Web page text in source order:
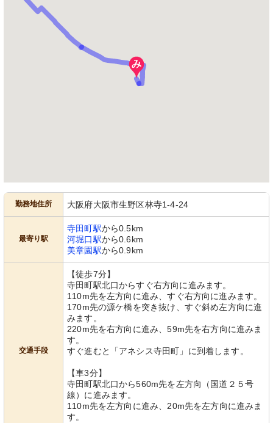
エレベーターホール
勤務地住所 大阪府大阪市生野区林寺1-4-24
最寄り駅
寺田町駅から0.5km
河堀口駅から0.6km
美章園駅から0.9km
交通手段
【徒歩7分】
寺田町駅北口からすぐ右方向に進みます。
110m先を左方向に進み、すぐ右方向に進みます。
170m先の源ケ橋を突き抜け、すぐ斜め左方向に進
みます。
220m先を右方向に進み、59m先を右方向に進みま
す。
すぐ進むと「アネシス寺田町」に到着します。
【車3分】
寺田町駅北口から560m先を左方向（国道２５号
線）に進みます。
110m先を左方向に進み、20m先を左方向に進みま
す。